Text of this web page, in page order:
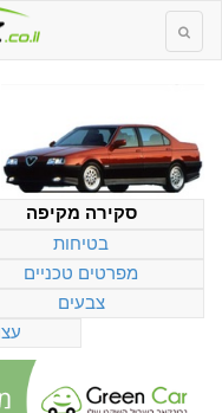
סקירה מקיפה
בטיחות
מפרטים טכניים
צבעים